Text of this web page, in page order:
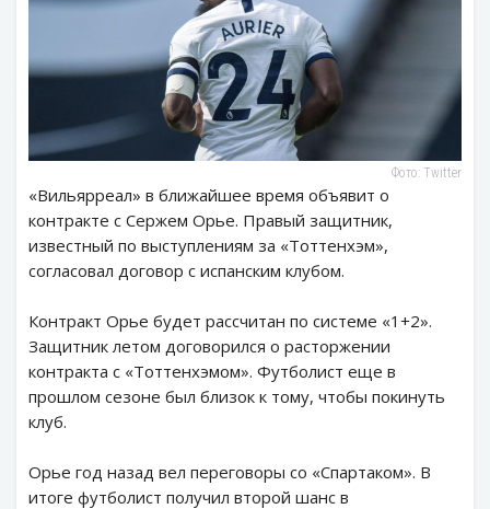
Фото: Twitter
«Вильярреал» в ближайшее время объявит о
контракте с Сержем Орье. Правый защитник,
известный по выступлениям за «Тоттенхэм»,
согласовал договор с испанским клубом.
Контракт Орье будет рассчитан по системе «1+2».
Защитник летом договорился о расторжении
контракта с «Тоттенхэмом». Футболист еще в
прошлом сезоне был близок к тому, чтобы покинуть
клуб.
Орье год назад вел переговоры со «Спартаком». В
итоге футболист получил второй шанс в